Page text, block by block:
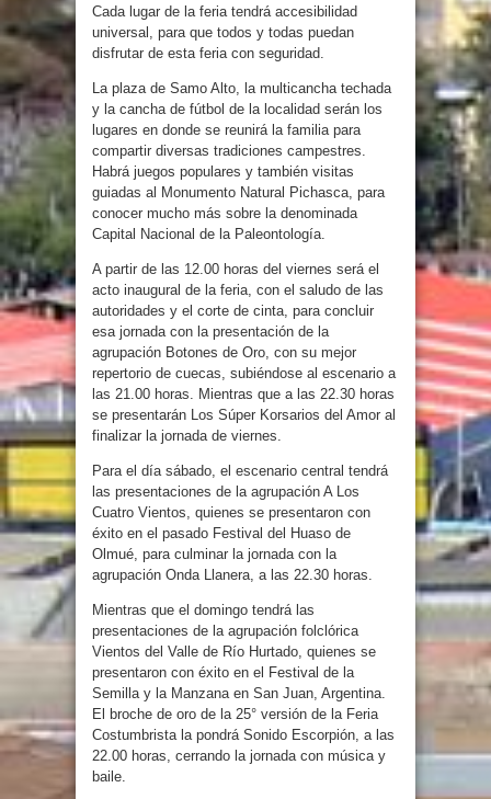
Cada lugar de la feria tendrá accesibilidad
universal, para que todos y todas puedan
disfrutar de esta feria con seguridad.
La plaza de Samo Alto, la multicancha techada
y la cancha de fútbol de la localidad serán los
lugares en donde se reunirá la familia para
compartir diversas tradiciones campestres.
Habrá juegos populares y también visitas
guiadas al Monumento Natural Pichasca, para
conocer mucho más sobre la denominada
Capital Nacional de la Paleontología.
A partir de las 12.00 horas del viernes será el
acto inaugural de la feria, con el saludo de las
autoridades y el corte de cinta, para concluir
esa jornada con la presentación de la
agrupación Botones de Oro, con su mejor
repertorio de cuecas, subiéndose al escenario a
las 21.00 horas. Mientras que a las 22.30 horas
se presentarán Los Súper Korsarios del Amor al
finalizar la jornada de viernes.
Para el día sábado, el escenario central tendrá
las presentaciones de la agrupación A Los
Cuatro Vientos, quienes se presentaron con
éxito en el pasado Festival del Huaso de
Olmué, para culminar la jornada con la
agrupación Onda Llanera, a las 22.30 horas.
Mientras que el domingo tendrá las
presentaciones de la agrupación folclórica
Vientos del Valle de Río Hurtado, quienes se
presentaron con éxito en el Festival de la
Semilla y la Manzana en San Juan, Argentina.
El broche de oro de la 25° versión de la Feria
Costumbrista la pondrá Sonido Escorpión, a las
22.00 horas, cerrando la jornada con música y
baile.